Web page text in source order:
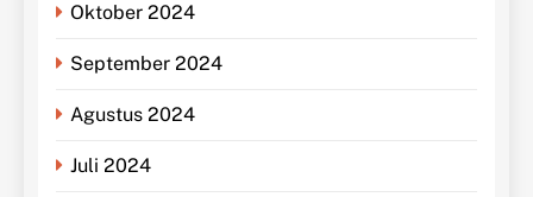
Oktober 2024
September 2024
Agustus 2024
Juli 2024